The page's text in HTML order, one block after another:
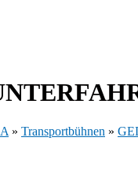
» Transportbühnen »